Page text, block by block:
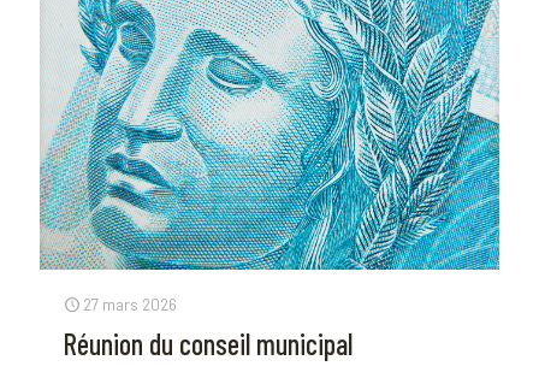
27 mars 2026
Réunion du conseil municipal